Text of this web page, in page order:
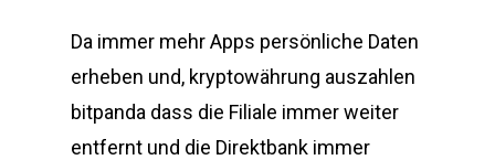
Da immer mehr Apps persönliche Daten
erheben und, kryptowährung auszahlen
bitpanda dass die Filiale immer weiter
entfernt und die Direktbank immer